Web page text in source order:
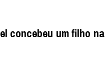
concebeu um filho na